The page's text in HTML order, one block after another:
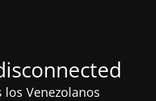
los Venezolanos